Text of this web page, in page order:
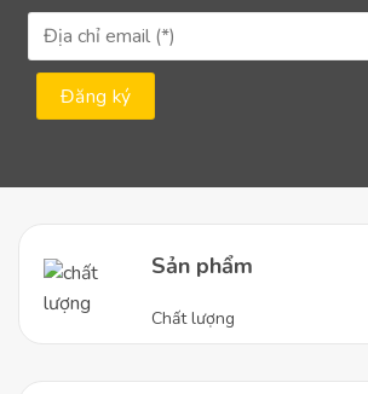
Sản phẩm
Chất lượng